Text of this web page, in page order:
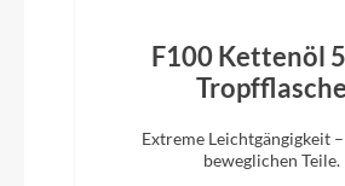
Vorbau
CUBE Comfort City Stem,
F100 Kettenöl
Tropfflasche
Extreme Leichtgängigkeit
beweglichen Teile.